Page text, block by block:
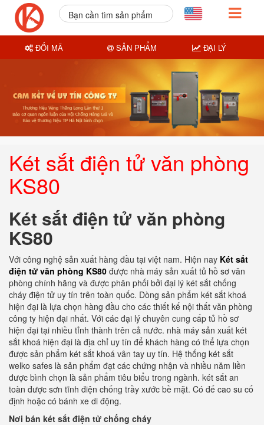
Két sắt điện tử văn phòng
KS80
Két sắt điện tử văn phòng
KS80
Với công nghệ sản xuất hàng đầu tại việt nam. Hiện nay Két sắt
điện tử văn phòng KS80 được nhà máy sản xuất tủ hồ sơ văn
phòng chính hãng và được phân phối bởi đại lý két sắt chống
cháy điện tử uy tín trên toàn quốc. Dòng sản phẩm két sắt khoá
hiện đại là lựa chọn hàng đầu cho các thiết kế nội thất văn phòng
công ty hiện đại nhất. Với các đại lý chuyên cung cấp tủ hồ sơ
hiện đại tại nhiều tỉnh thành trên cả nước. nhà máy sản xuất két
sắt khoá hiện đại là địa chỉ uy tín để khách hàng có thể lựa chọn
được sản phẩm két sắt khoá vân tay uy tín. Hệ thống két sắt
welko safes là sản phẩm đạt các chứng nhận và nhiều năm liền
được bình chọn là sản phẩm tiêu biểu trong ngành. két sắt an
toàn được sơn tĩnh điện chống trầy xước bề mặt. Có đế cao su cố
định hoặc có bánh xe di động.
Nơi bán két sắt điện tử chống cháy
Bạn cần tìm sản phẩm
ĐỔI MÃ SẢN PHẨM ĐẠI LÝ